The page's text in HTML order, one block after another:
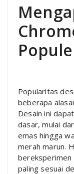
Popularitas
beberapa
Desain ini
dasar, mulai
emas hingga
merah marun.
bereksperimen
paling sesuai